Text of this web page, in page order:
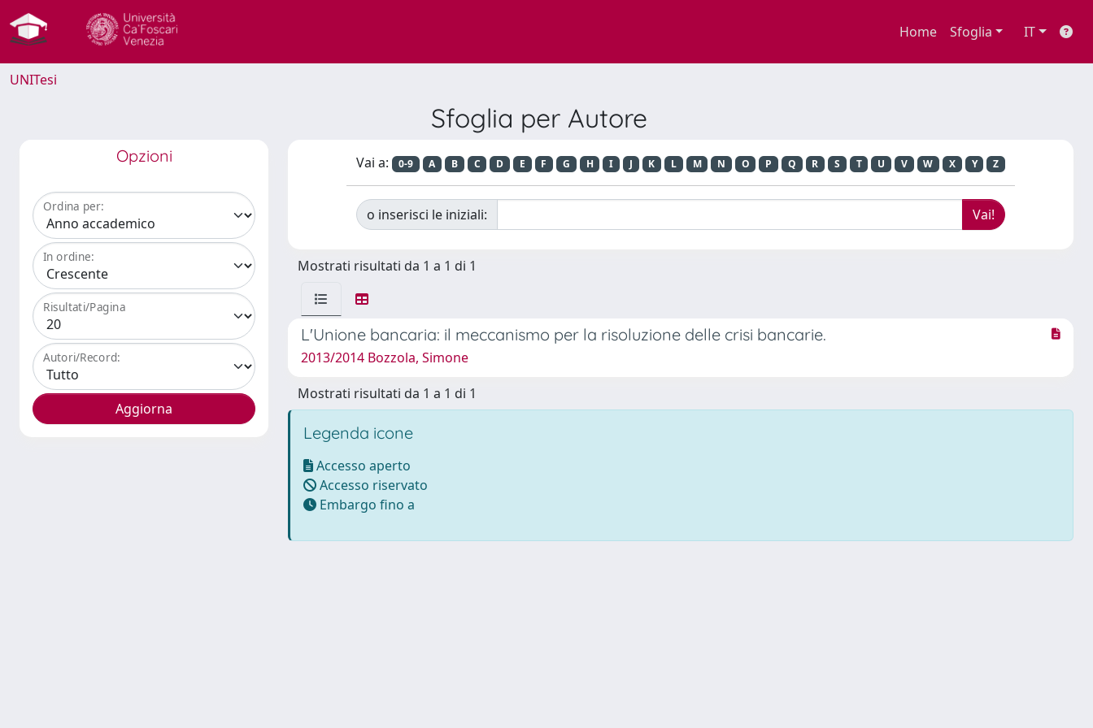
Home Sfoglia IT
UNITesi
Sfoglia per Autore
Opzioni
Ordina per:
In ordine:
Risultati/Pagina
Autori/Record:
Vai a: 0-9 A B C D E F G H I J K L M N O P Q R S T U V W X Y Z
o inserisci le iniziali:
Mostrati risultati da 1 a 1 di 1
L'Unione bancaria: il meccanismo per la risoluzione delle crisi bancarie.
2013/2014 Bozzola, Simone
Mostrati risultati da 1 a 1 di 1
Legenda icone
Accesso aperto
Accesso riservato
Embargo fino a